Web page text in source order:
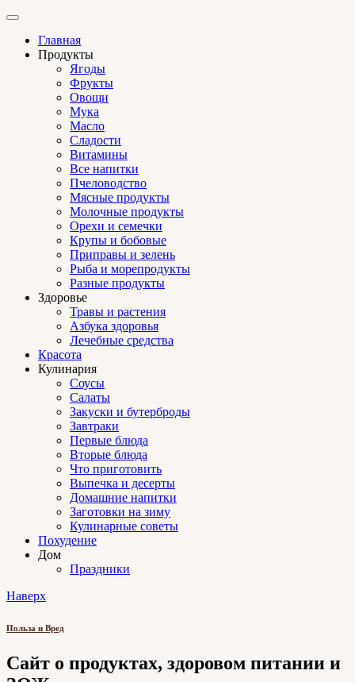
Главная
Продукты
Ягоды
Фрукты
Овощи
Мука
Масло
Сладости
Витамины
Все напитки
Пчеловодство
Мясные продукты
Молочные продукты
Орехи и семечки
Крупы и бобовые
Приправы и зелень
Рыба и морепродукты
Разные продукты
Здоровье
Травы и растения
Азбука здоровья
Лечебные средства
Красота
Кулинария
Соусы
Салаты
Закуски и бутерброды
Завтраки
Первые блюда
Вторые блюда
Что приготовить
Выпечка и десерты
Домашние напитки
Заготовки на зиму
Кулинарные советы
Похудение
Дом
Праздники
Наверх
Польза и Вред
Сайт о продуктах, здоровом питании и